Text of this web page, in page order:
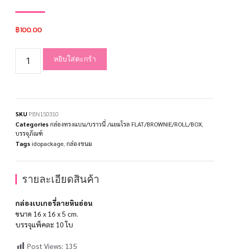
฿100.00
หยิบใส่ตะกร้า
SKU PBN1S0310
Categoriesกล่องทรงแบน/บราวนี่ /แยมโรล FLAT/BROWNIE/ROLL/BOX
บรรจุภัณฑ์
Tags idopackage กล่องขนม
รายละเอียดสินค้า
กล่องเบเกอรี่ลายหินอ่อน
ขนาด 16 x 16 x 5 cm.
บรรจุแพ็คละ 10 ใบ
Post Views: 135